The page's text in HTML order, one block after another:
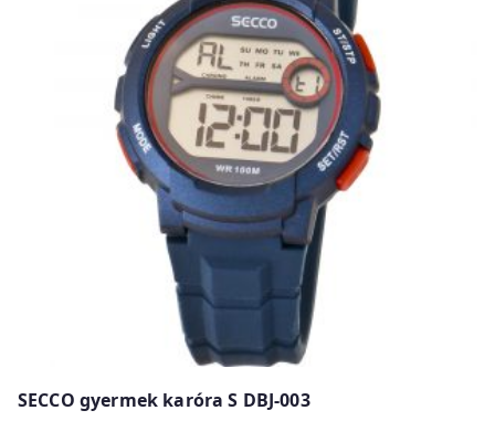
SECCO gyermek karóra S DBJ-003